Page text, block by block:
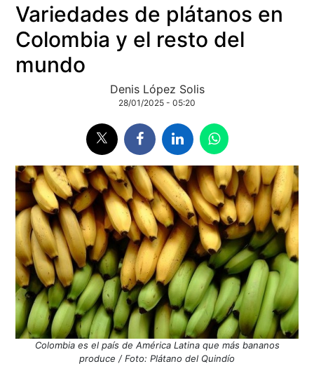
Variedades de plátanos en
Colombia y el resto del
mundo
Denis López Solis
28/01/2025 - 05:20
Colombia es el país de América Latina que más bananos
produce / Foto: Plátano del Quindío